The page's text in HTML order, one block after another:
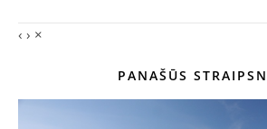
‹ › ×
PANAŠŪS